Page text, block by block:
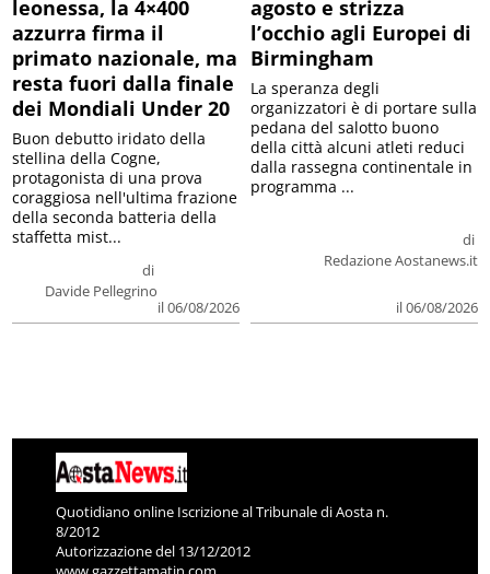
leonessa, la 4×400
azzurra firma il
primato nazionale, ma
resta fuori dalla finale
dei Mondiali Under 20
di
Davide Pellegrino
il 06/08/2026
Buon debutto iridato della
stellina della Cogne,
protagonista di una prova
coraggiosa nell'ultima frazione
della seconda batteria della
staffetta mist...
agosto e strizza
l’occhio agli Europei di
Birmingham
di
Redazione Aostanews.it
il 06/08/2026
La speranza degli
organizzatori è di portare sulla
pedana del salotto buono
della città alcuni atleti reduci
dalla rassegna continentale in
programma ...
Quotidiano online Iscrizione al Tribunale di Aosta n.
8/2012
Autorizzazione del 13/12/2012